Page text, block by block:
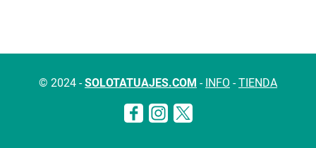
© 2024 -SOLOTATUAJES.COM - INFO -TIENDA